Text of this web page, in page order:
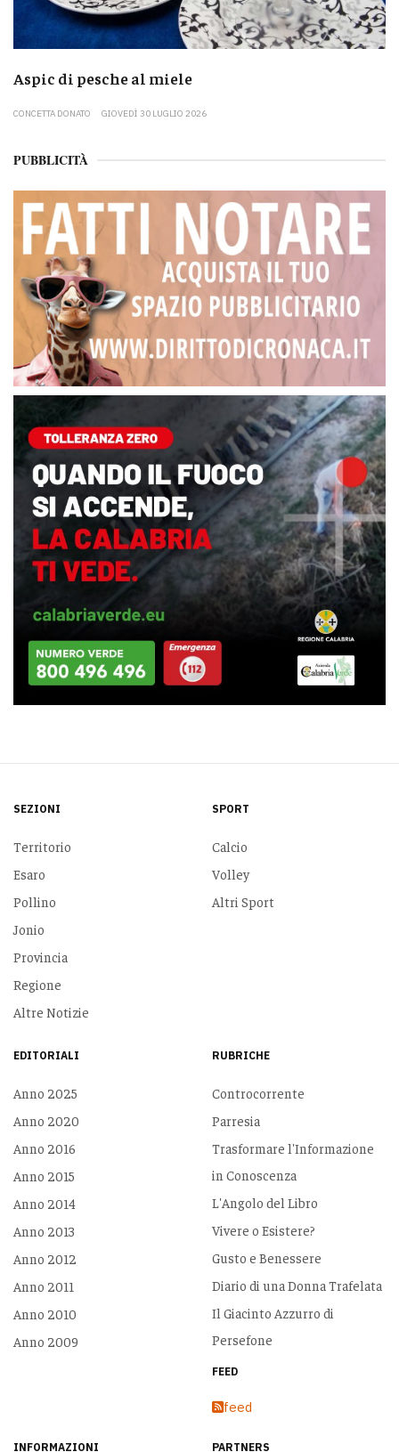
Aspic di pesche al miele
CONCETTA DONATO GIOVEDÌ 30 LUGLIO 2026
PUBBLICITÀ
SEZIONI
Territorio
Esaro
Pollino
Jonio
Provincia
Regione
Altre Notizie
SPORT
Calcio
Volley
Altri Sport
EDITORIALI
Anno 2025
Anno 2020
Anno 2016
Anno 2015
Anno 2014
Anno 2013
Anno 2012
Anno 2011
Anno 2010
Anno 2009
RUBRICHE
Controcorrente
Parresia
Trasformare l'Informazione
in Conoscenza
L'Angolo del Libro
Vivere o Esistere?
Gusto e Benessere
Diario di una Donna Trafelata
Il Giacinto Azzurro di
Persefone
FEED
feed
INFORMAZIONI PARTNERS